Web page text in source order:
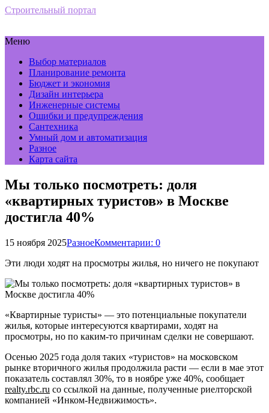
Строительный портал
Меню
Выбор материалов
Планирование ремонта
Бюджет и экономия
Дизайн интерьера
Инженерные системы
Ошибки и предупреждения
Сантехника
Умный дом и автоматизация
Разное
Карта сайта
Мы только посмотреть: доля
«квартирных туристов» в Москве
достигла 40%
15 ноября 2025РазноеКомментарии: 0
Эти люди ходят на просмотры жилья, но ничего не покупают
«Квартирные туристы» — это потенциальные покупатели
жилья, которые интересуются квартирами, ходят на
просмотры, но по каким-то причинам сделки не совершают.
Осенью 2025 года доля таких «туристов» на московском
рынке вторичного жилья продолжила расти — если в мае этот
показатель составлял 30%, то в ноябре уже 40%, сообщает
realty.rbc.ru со ссылкой на данные, полученные риелторской
компанией «Инком-Недвижимость».